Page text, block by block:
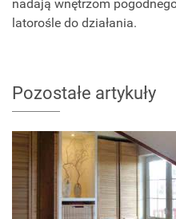
nadają wnętrzom
latorośle do działania.
Pozostałe artykuły